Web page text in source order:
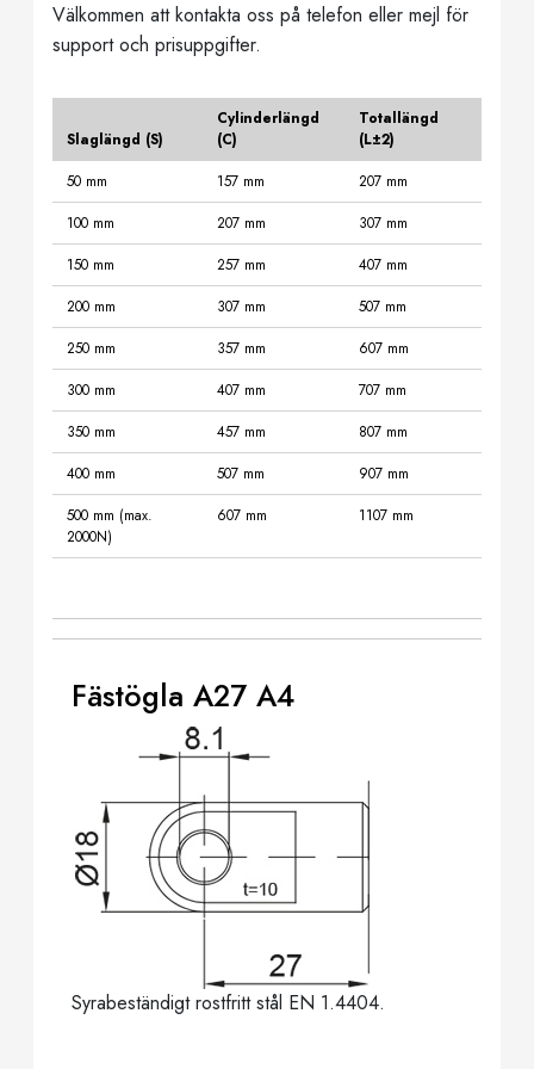
Välkommen att kontakta oss på telefon eller mejl för
support och prisuppgifter.
Slaglängd (S)
Cylinderlängd
(C)
Totallängd
(L±2)
50 mm
157 mm
207 mm
100 mm
207 mm
307 mm
150 mm
257 mm
407 mm
200 mm
307 mm
507 mm
250 mm
357 mm
607 mm
300 mm
407 mm
707 mm
350 mm
457 mm
807 mm
400 mm
507 mm
907 mm
500 mm (max.
2000N)
607 mm 1107 mm
Fästögla A27 A4
Syrabeständigt rostfritt stål EN 1.4404.